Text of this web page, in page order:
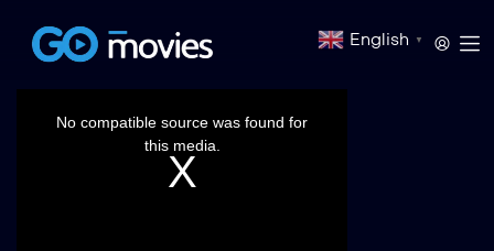
English ▼
No compatible source was found for
this media.